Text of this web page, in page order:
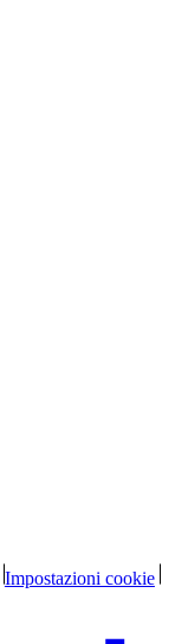
Impostazioni cookie